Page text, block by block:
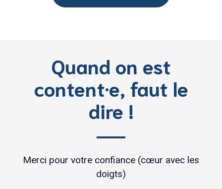
Quand on est
content·e, faut le
dire !
Merci pour votre confiance (cœur avec les
doigts)